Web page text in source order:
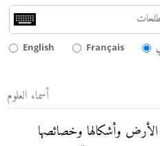
English Français
أسماء العلوم
وأشكالها وخصائصها